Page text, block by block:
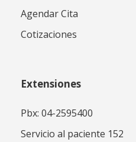
Agendar Cita
Cotizaciones
Extensiones
Pbx: 04-2595400
Servicio al paciente 152